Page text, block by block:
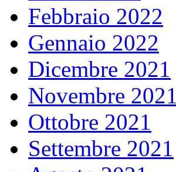
Febbraio 2022
Gennaio 2022
Dicembre 2021
Novembre 2021
Ottobre 2021
Settembre 2021